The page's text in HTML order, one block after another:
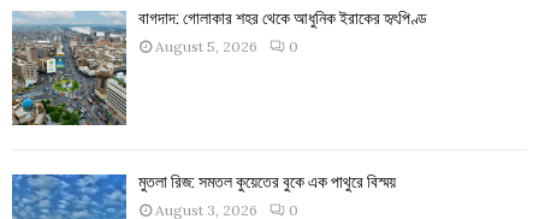
বাগদাদ: গোলাকার শহর থেকে আধুনিক ইরাকের হৃৎপিণ্ড
August 5, 2026 0
মুতলা রিজ: সমতল কুয়েতের বুকে এক পাথুরে বিস্ময়
August 3, 2026 0